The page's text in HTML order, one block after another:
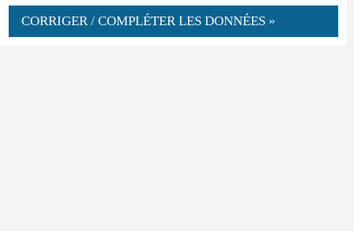
CORRIGER / COMPLÉTER LES DONNÉES »